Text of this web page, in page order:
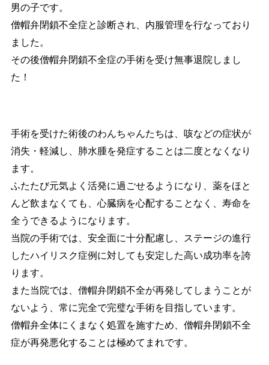
男の子です。
僧帽弁閉鎖不全症と診断され、内服管理を行なっており
ました。
その後僧帽弁閉鎖不全症の手術を受け無事退院しまし
た！
手術を受けた術後のわんちゃんたちは、咳などの症状が
消失・軽減し、肺水腫を発症することは二度となくなり
ます。
ふたたび元気よく活発に過ごせるようになり、薬をほと
んど飲まなくても、心臓病を心配することなく、寿命を
全うできるようになります。
当院の手術では、安全面に十分配慮し、ステージの進行
したハイリスク症例に対しても安定した高い成功率を誇
ります。
また当院では、僧帽弁閉鎖不全が再発してしまうことが
ないよう、常に完全で完璧な手術を目指しています。
僧帽弁全体にくまなく処置を施すため、僧帽弁閉鎖不全
症が再発悪化することは極めてまれです。